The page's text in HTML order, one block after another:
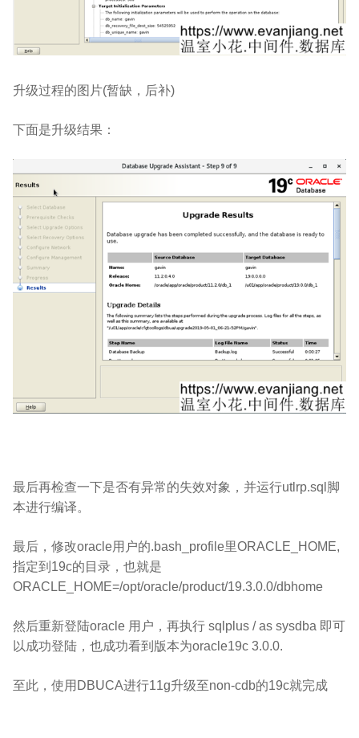
升级过程的图片(暂缺，后补)
下面是升级结果：
最后再检查一下是否有异常的失效对象，并运行utlrp.sql 脚
本进行编译。
最后，修改oracle用户的.bash_profile里ORACLE_HOME,
指定到 19c的目录，也就是
ORACLE_HOME=/opt/oracle/product/19.3.0.0/dbhome
然后重新登陆oracle 用户，再执行 sqlplus / as sysdba 即可
以成功登陆，也成功看到版本为oracle19c 3.0.0.
至此，使用 DBUCA进行11g升级至non-cdb的19c就完成